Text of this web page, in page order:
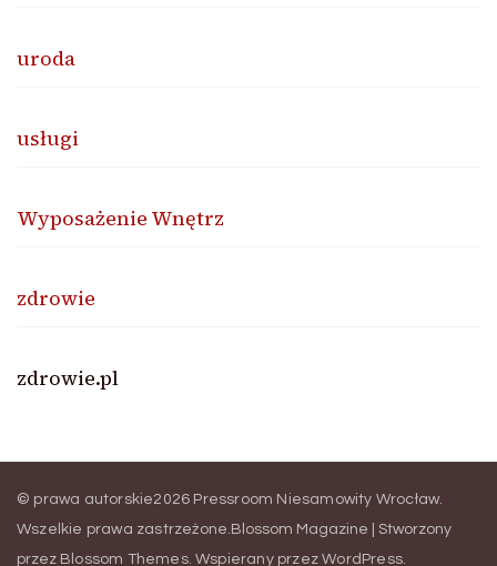
uroda
usługi
Wyposażenie Wnętrz
zdrowie
zdrowie.pl
© prawa autorskie2026 Pressroom Niesamowity Wrocław.
Wszelkie prawa zastrzeżone.Blossom Magazine | Stworzony
przez Blossom Themes. Wspierany przezWordPress.